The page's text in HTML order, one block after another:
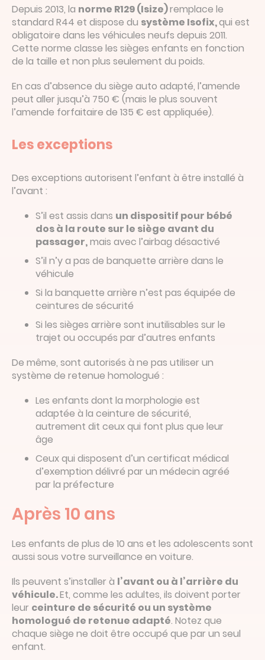
Depuis 2013, la norme R129 (Isize)remplace le
standard R44 et dispose du système Isofix,qui est
obligatoire dans les véhicules neufs depuis 2011.
Cette norme classe les sièges enfants en fonction
de la taille et non plus seulement du poids.
En cas d’absence du siège auto adapté, l’amende
peut aller jusqu’à 750 € (mais le plus souvent
l’amende forfaitaire de 135 € est appliquée).
Les exceptions
Des exceptions autorisent l’enfant à être installé à
l’avant :
S’il est assis dans un dispositif pour bébé
dos à la route sur le siège avant du
passager,mais avec l’airbag désactivé
S’il n’y a pas de banquette arrière dans le
véhicule
Si la banquette arrière n’est pas équipée de
ceintures de sécurité
Si les sièges arrière sont inutilisables sur le
trajet ou occupés par d’autres enfants
De même, sont autorisés à ne pas utiliser un
système de retenue homologué :
Les enfants dont la morphologie est
adaptée à la ceinture de sécurité,
autrement dit ceux qui font plus que leur
âge
Ceux qui disposent d’un certificat médical
d’exemption délivré par un médecin agréé
par la préfecture
Après 10 ans
Les enfants de plus de 10 ans et les adolescents sont
aussi sous votre surveillance en voiture.
Ils peuvent s’installer à l’avant ou à l’arrière du
véhicule.Et, comme les adultes, ils doivent porter
leur ceinture de sécurité ou un système
homologué de retenue adapté. Notez que
chaque siège ne doit être occupé que par un seul
enfant.